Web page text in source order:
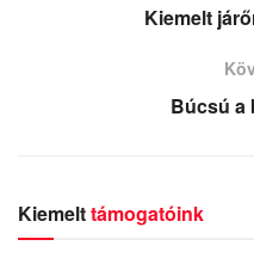
Kiemelt
Búcsú a
Kiemelttámogatóink